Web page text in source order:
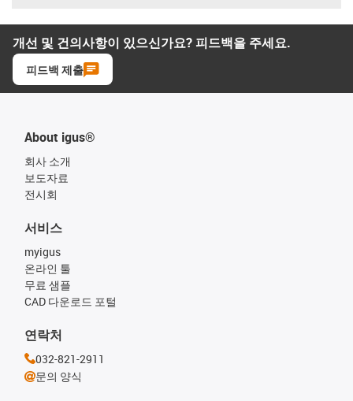
개선 및 건의사항이 있으신가요? 피드백을 주세요.
피드백 제출
About igus®
회사 소개
보도자료
전시회
서비스
myigus
온라인 툴
무료 샘플
CAD 다운로드 포털
연락처
032-821-2911
문의 양식